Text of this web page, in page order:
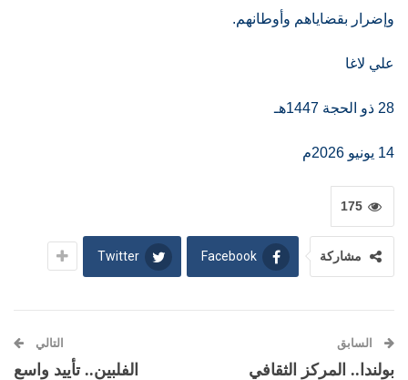
وإضرار بقضاياهم وأوطانهم.
علي لاغا
28 ذو الحجة 1447هـ
14 يونيو 2026م
175
مشاركة Facebook
Twitter
السابق
بولندا.. المركز الثقافي
التالي
الفلبين.. تأييد واسع